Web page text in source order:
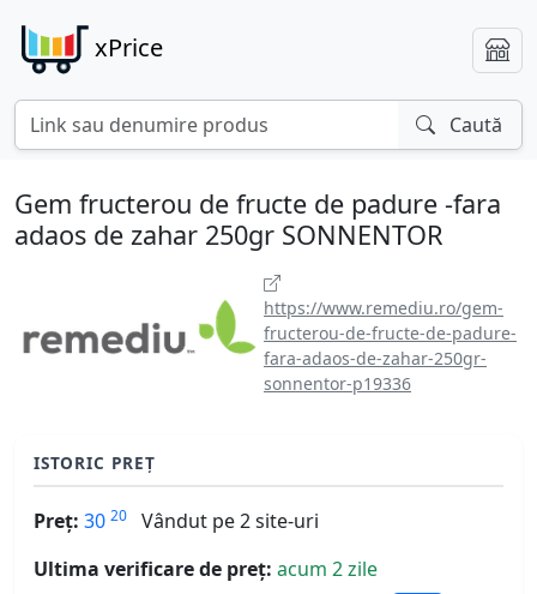
xPrice
Caută
Gem fructerou de fructe de padure -fara
adaos de zahar 250gr SONNENTOR
https://www.remediu.ro/gem-
fructerou-de-fructe-de-padure-
fara-adaos-de-zahar-250gr-
sonnentor-p19336
ISTORIC PREȚ
Preț: 30 20
Vândut pe 2 site-uri
Ultima verificare de preț: acum 2 zile